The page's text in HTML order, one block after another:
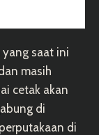
yang saat ini
masih
cetak akan
di
di